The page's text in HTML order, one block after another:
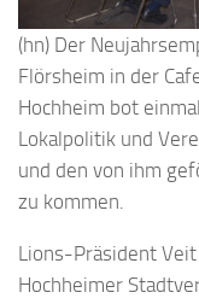
(hn) Der
Flörsheim in der
Hochheim bot
Lokalpolitik und
und den von ihm
zu kommen.
Lions-Präsident
Hochheimer